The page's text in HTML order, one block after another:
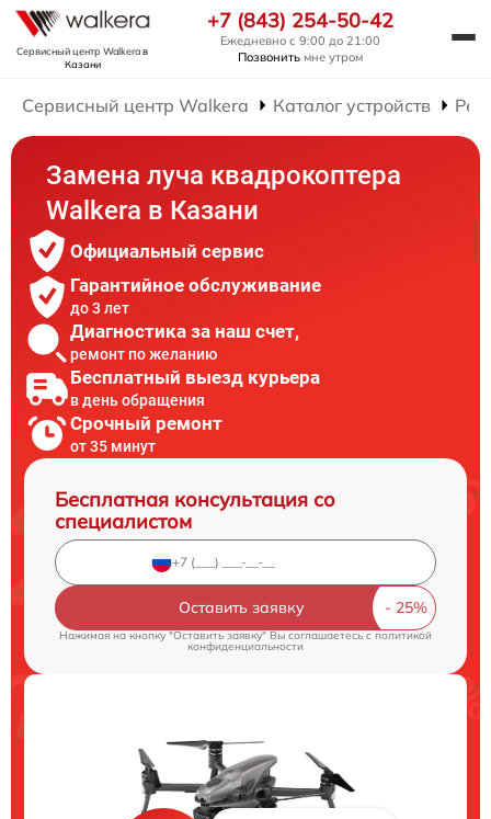
Сервисный центр Walkeraв
Казани
+7 (843) 254-50-42
Ежедневно с 9:00 до 21:00
Позвонить мне утром
Сервисный центр Walkera Каталог устройств
Замена луча квадрокоптера
Walkera в Казани
Официальный сервис
Гарантийное обслуживание
до 3 лет
Диагностика за наш счет,
ремонт по желанию
Бесплатный выезд курьера
в день обращения
Срочный ремонт
от 35 минут
Бесплатная консультация со
специалистом
Оставить заявку
Нажимая на кнопку "Оставить заявку" Вы соглашаетесь cполитикой
конфиденциальности